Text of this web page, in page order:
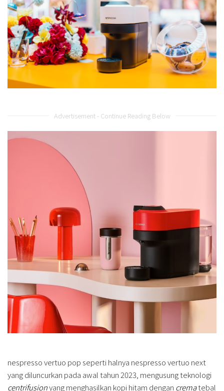
Advertisement - Continue Reading Below
nespresso vertuo pop seperti halnya nespresso vertuo next
yang diluncurkan pada awal tahun 2023, mengusung teknologi
centrifusionyang menghasilkan kopi hitam dengan crematebal